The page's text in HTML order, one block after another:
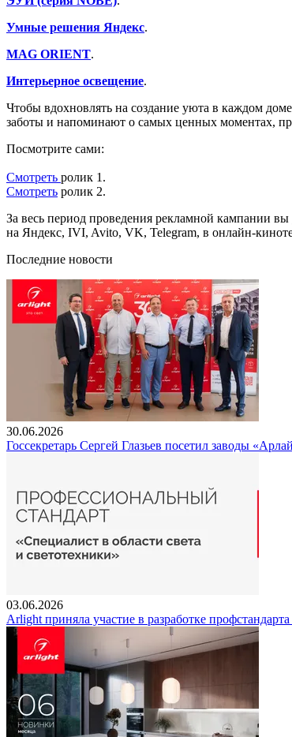
Умные решения Яндекс.
MAG ORIENT.
Интерьерное освещение.
Чтобы вдохновлять на создание уюта в каждом
заботы и напоминают о самых ценных моментах,
Посмотрите сами:
Смотреть ролик 1.
Смотреть ролик 2.
За весь период проведения рекламной кампании
на Яндекс, IVI, Avito, VK, Telegram, в онлайн-
Последние новости
30.06.2026
Госсекретарь Сергей Глазьев посетил заводы
03.06.2026
Arlight приняла участие в разработке